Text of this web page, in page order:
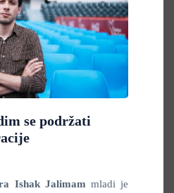
se podržati
Ishak Jalimam mladi je